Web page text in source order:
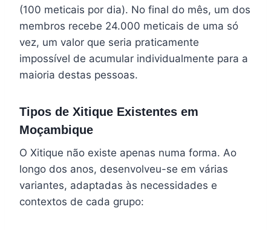
(100 meticais por dia). No final do mês, um dos
membros recebe 24.000 meticais de uma só
vez, um valor que seria praticamente
impossível de acumular individualmente para a
maioria destas pessoas.
Tipos de Xitique Existentes em
Moçambique
O Xitique não existe apenas numa forma. Ao
longo dos anos, desenvolveu-se em várias
variantes, adaptadas às necessidades e
contextos de cada grupo: